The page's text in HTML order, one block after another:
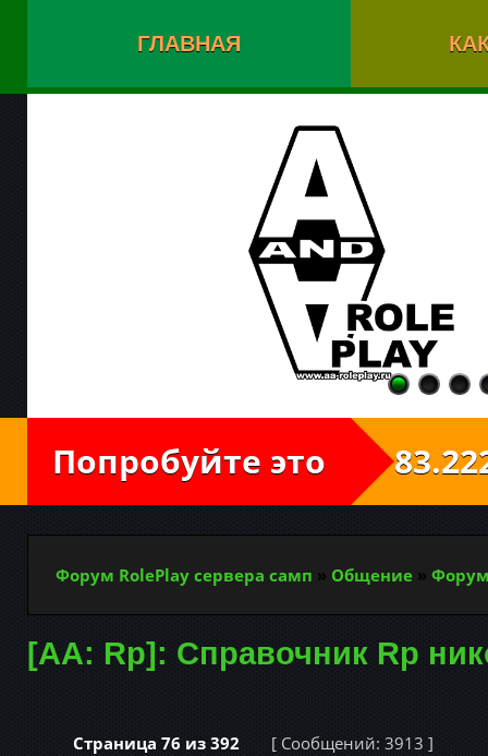
ГЛАВНАЯ
Попробуйте это
Форум RolePlay сервера самп » Общение »
[AA: Rp]: Справочник Rp
Страница 76 из 392 [ Сообщений: 3913 ]